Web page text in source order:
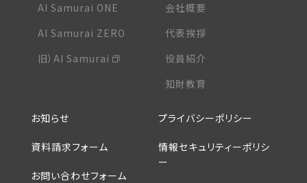
AI Samurai ONE
AI Samurai ZERO
旧）AI Samurai
会社概要
代表挨拶
役員紹介
知財教育
お知らせ
資料請求フォーム
お問い合わせフォーム
プライバシーポリシー
情報セキュリティーポリシ
ー